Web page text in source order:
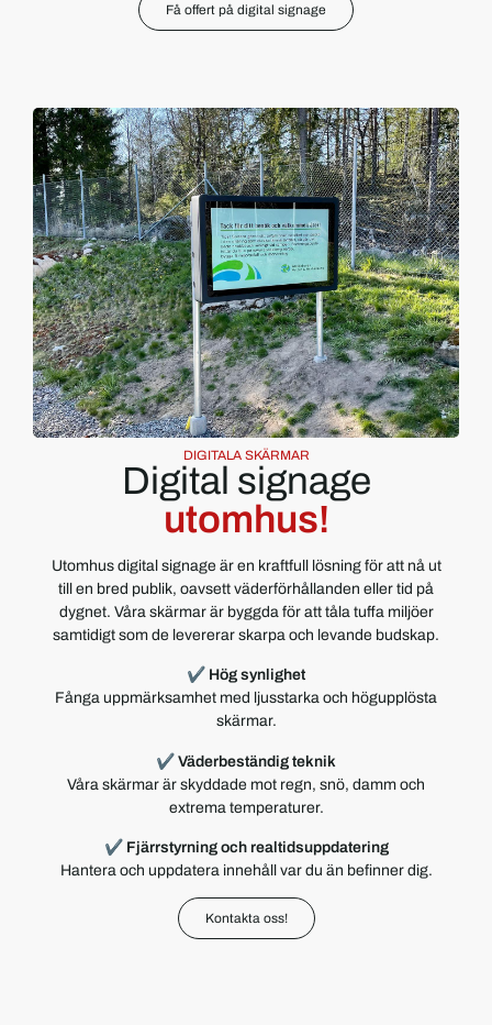
Få offert på digital signage
DIGITALA SKÄRMAR
Digital signage
utomhus!
Utomhus digital signage är en kraftfull lösning för att nå ut
till en bred publik, oavsett väderförhållanden eller tid på
dygnet. Våra skärmar är byggda för att tåla tuffa miljöer
samtidigt som de levererar skarpa och levande budskap.
✔ Hög synlighet
Fånga uppmärksamhet med ljusstarka och högupplösta
skärmar.
✔ Väderbeständig teknik
Våra skärmar är skyddade mot regn, snö, damm och
extrema temperaturer.
✔ Fjärrstyrning och realtidsuppdatering
Hantera och uppdatera innehåll var du än befinner dig.
Kontakta oss!